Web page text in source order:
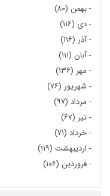
-بهمن (۸۰)
-دی (۱۱۶)
-آذر (۱۱۶)
-آبان (۱۱۱)
- مهر (۱۳۶)
- شهریور (۷۶)
- مرداد (۹۷)
-تیر (۶۷)
-خرداد (۷۱)
- اردیبهشت (۱۱۹)
-فروردین (۱۰۶)